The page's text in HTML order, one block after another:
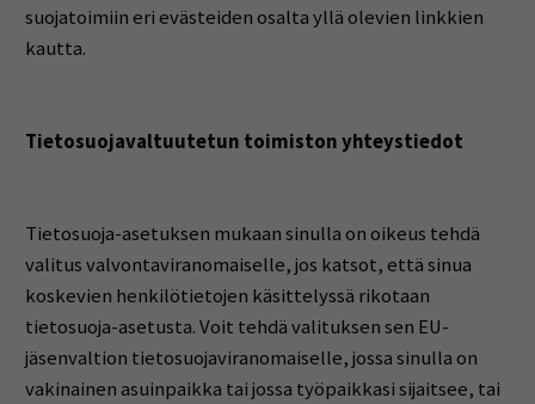
suojatoimiin eri evästeiden osalta yllä olevien linkkien
kautta.
Tietosuojavaltuutetun toimiston yhteystiedot
Tietosuoja-asetuksen mukaan sinulla on oikeus tehdä
valitus valvontaviranomaiselle, jos katsot, että sinua
koskevien henkilötietojen käsittelyssä rikotaan
tietosuoja-asetusta. Voit tehdä valituksen sen EU-
jäsenvaltion tietosuojaviranomaiselle, jossa sinulla on
vakinainen asuinpaikka tai jossa työpaikkasi sijaitsee, tai